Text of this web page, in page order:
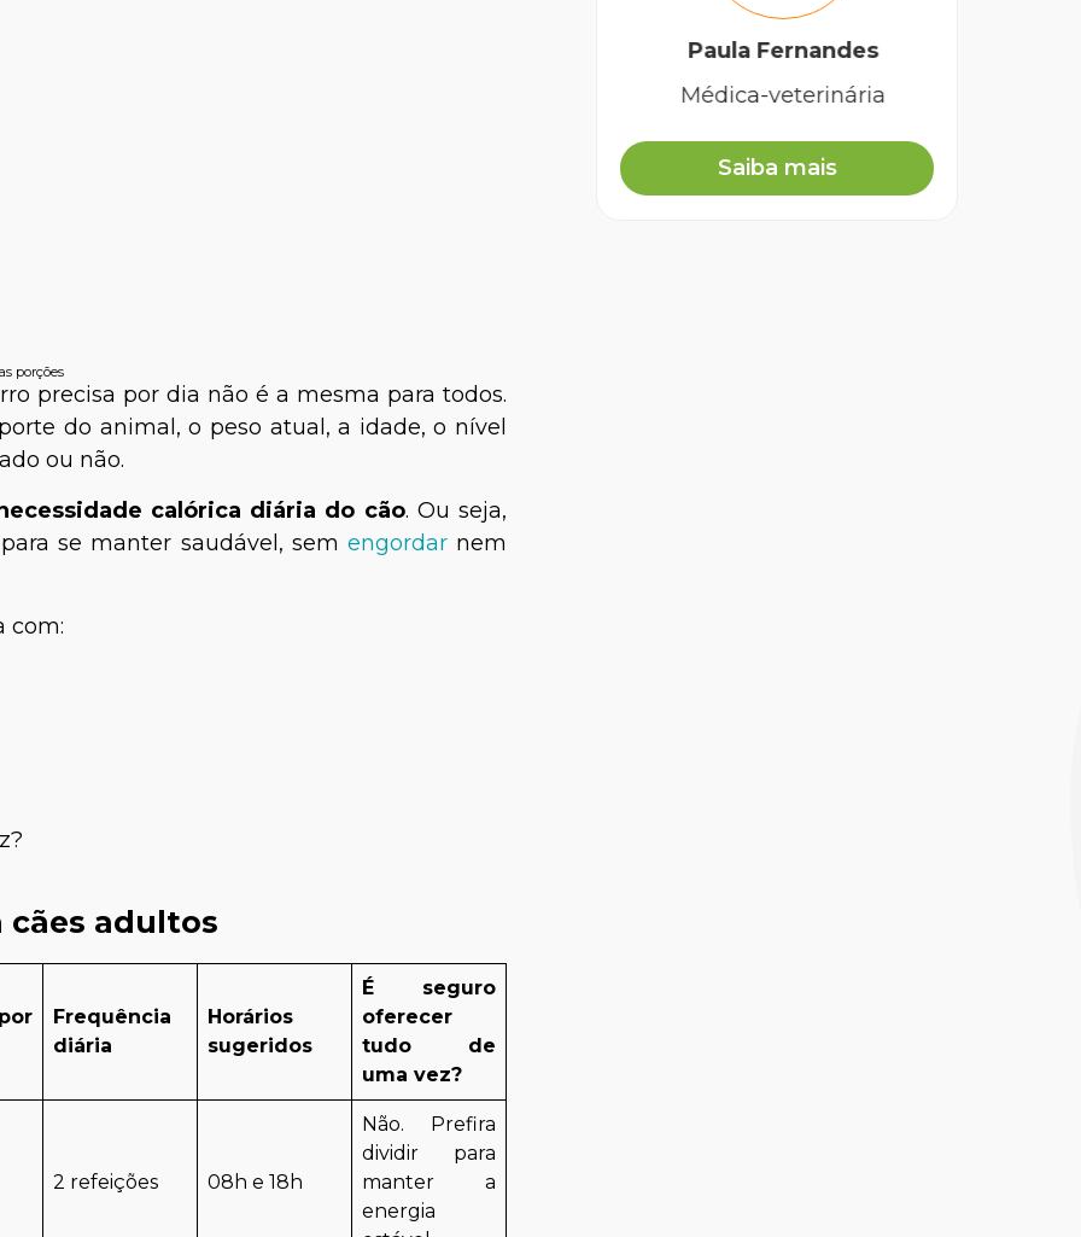
porções
precisa por dia não é a mesma para todos.
do animal, o peso atual, a idade, o nível
ou não.
calórica diária do cão. Ou seja,
se manter saudável, sem engordarnem
com:
cães adultos
Frequência
diária
Horários
sugeridos
É seguro
oferecer
tudo de
uma vez?
2 refeições 08h e 18h
Não. Prefira
dividir para
manter a
energia
Paula Fernandes
Médica-veterinária
Saiba mais